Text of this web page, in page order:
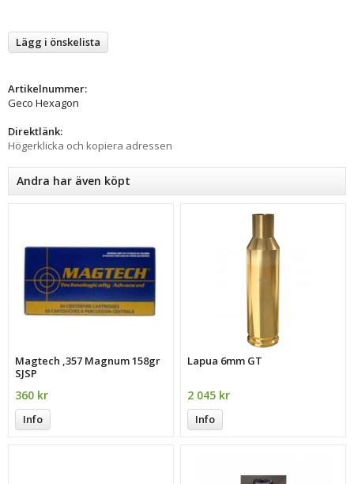
Lägg i önskelista
Artikelnummer:
Geco Hexagon
Direktlänk:
Högerklicka och kopiera adressen
Andra har även köpt
Magtech ,357 Magnum 158gr
SJSP
360 kr
Info
Lapua 6mm GT
2 045 kr
Info